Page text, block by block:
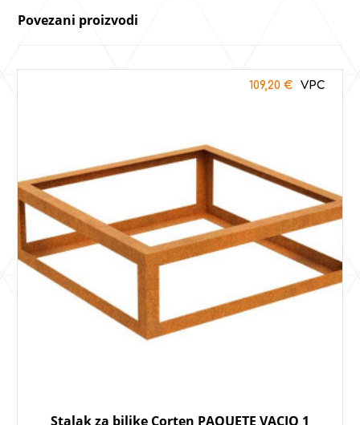
Povezani proizvodi
Stalak za biljke Corten PAQUETE VACIO 1
109,20 €